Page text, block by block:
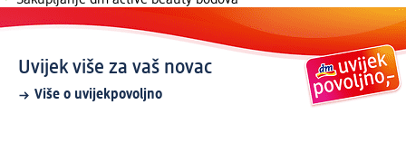
Uvijek više za vaš novac
Više o uvijekpovoljno